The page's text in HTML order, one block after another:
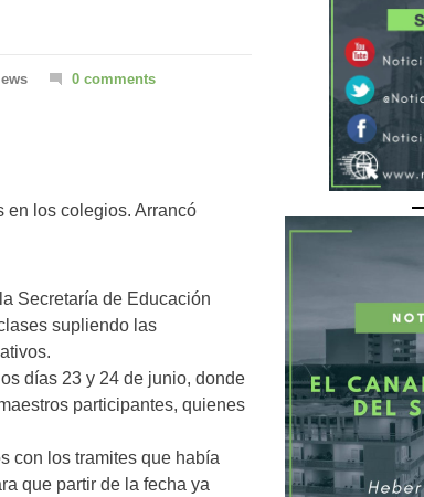
0 comments
en los colegios. Arrancó
Secretaría de Educación
supliendo las
días 23 y 24 de junio, donde
participantes, quienes
con los tramites que había
que partir de la fecha ya